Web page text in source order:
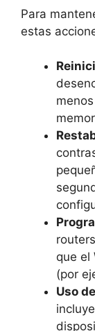
Para
estas
que el
(por
Uso